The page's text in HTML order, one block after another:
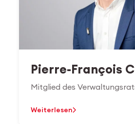
Pierre-François
Mitglied des
Weiterlesen